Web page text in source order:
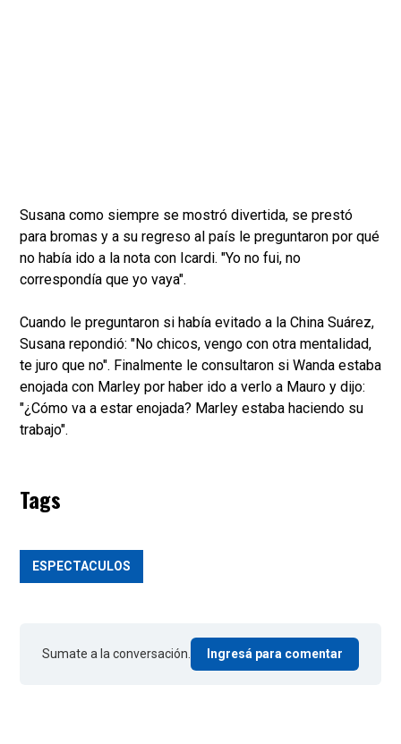
Susana como siempre se mostró divertida, se prestó
para bromas y a su regreso al país le preguntaron por qué
no había ido a la nota con Icardi. "Yo no fui, no
correspondía que yo vaya".
Cuando le preguntaron si había evitado a la China Suárez,
Susana repondió: "No chicos, vengo con otra mentalidad,
te juro que no". Finalmente le consultaron si Wanda estaba
enojada con Marley por haber ido a verlo a Mauro y dijo:
"¿Cómo va a estar enojada? Marley estaba haciendo su
trabajo".
Tags
ESPECTACULOS
Sumate a la conversación. Ingresá para comentar